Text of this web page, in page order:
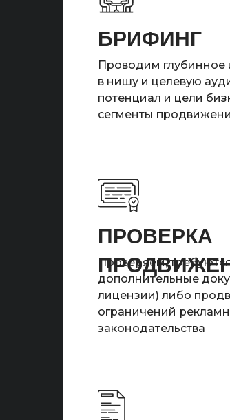
БРИФИНГ
Проводим глубинное
в нишу и целевую
потенциал и цели
сегменты
ПРОВЕРКА
Проверяем,
дополнительные
лицензии) либо
ограничений
законодательства